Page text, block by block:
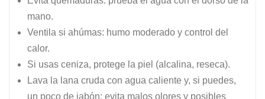
mano.
Ventila si ahúmas: humo moderado y control del
calor.
Si usas ceniza, protege la piel (alcalina, reseca).
Lava la lana cruda con agua caliente y, si puedes,
un poco de jabón: evita malos olores y posibles